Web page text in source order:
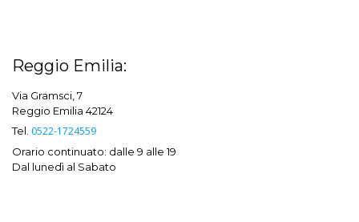
Reggio Emilia:
Via Gramsci, 7
Reggio Emilia 42124
Tel. 0522-1724559
Orario continuato: dalle 9 alle 19
Dal lunedì al Sabato